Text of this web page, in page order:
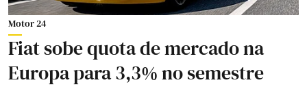
Motor 24
Fiat sobe quota de mercado na
Europa para 3,3% no semestre